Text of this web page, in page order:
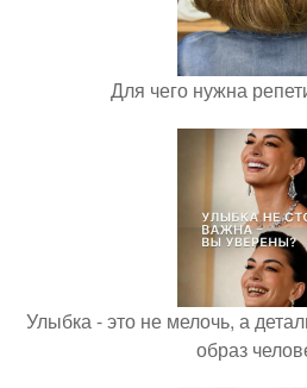
Для чего нужна
Улыбка - это не мелочь, а
образ